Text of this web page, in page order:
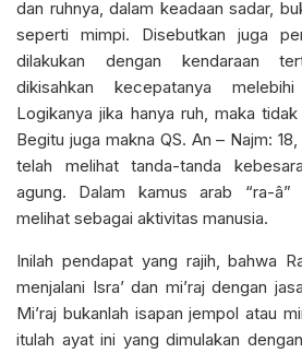
dan ruhnya, dalam keadaan sadar,
seperti mimpi. Disebutkan juga
dilakukan dengan kendaraan
dikisahkan kecepatanya
Logikanya jika hanya ruh, maka
Begitu juga makna QS. An – Najm:
telah melihat tanda-tanda
agung. Dalam kamus arab “ra-â”
melihat sebagai aktivitas manusia.
Inilah pendapat yang rajih, bahwa
menjalani Isra’ dan mi’raj dengan
Mi’raj bukanlah isapan jempol atau
itulah ayat ini yang dimulakan